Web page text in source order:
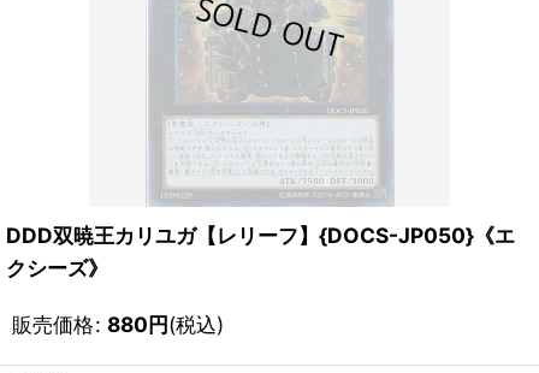
DDD双暁王カリユガ【レリーフ】{DOCS-JP050}《エ
クシーズ》
販売価格: 880円(税込)